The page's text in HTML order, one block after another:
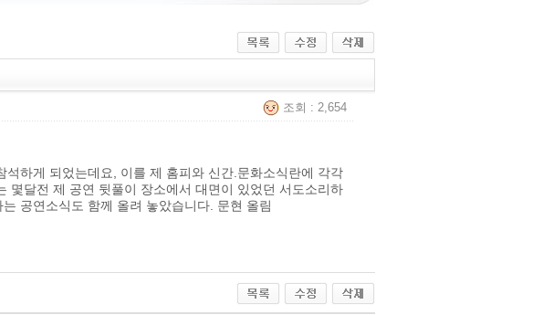
조회 : 2,654
하게 되었는데요, 이를 제 홈피와 신간.문화소식란에 각각
몇달전 제 공연 뒷풀이 장소에서 대면이 있었던 서도소리하
공연소식도 함께 올려 놓았습니다. 문현 올림